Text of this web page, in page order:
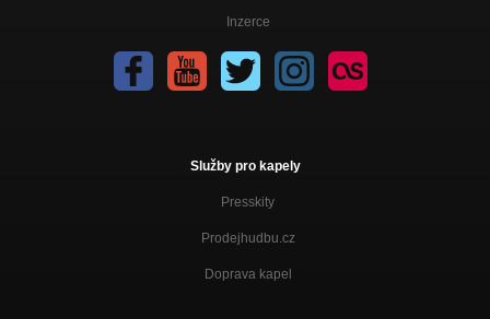
Inzerce
Služby pro kapely
Presskity
Prodejhudbu.cz
Doprava kapel